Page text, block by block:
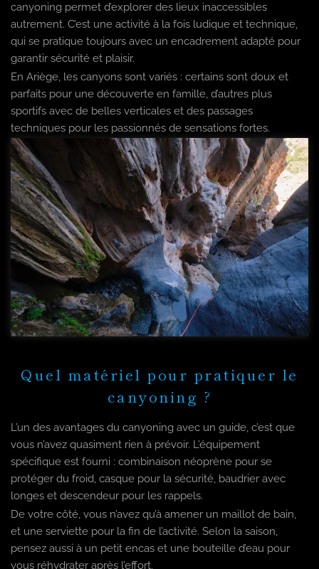
canyoning permet d’explorer des lieux inaccessibles
autrement. C’est une activité à la fois ludique et technique,
qui se pratique toujours avec un encadrement adapté pour
garantir sécurité et plaisir.
En Ariège, les canyons sont variés : certains sont doux et
parfaits pour une découverte en famille, d’autres plus
sportifs avec de belles verticales et des passages
techniques pour les passionnés de sensations fortes.
Quel matériel pour pratiquer le
canyoning ?
L’un des avantages du canyoning avec un guide, c’est que
vous n’avez quasiment rien à prévoir. L’équipement
spécifique est fourni : combinaison néoprène pour se
protéger du froid, casque pour la sécurité, baudrier avec
longes et descendeur pour les rappels.
De votre côté, vous n’avez qu’à amener un maillot de bain,
et une serviette pour la fin de l’activité. Selon la saison,
pensez aussi à un petit encas et une bouteille d’eau pour
vous réhydrater après l’effort.